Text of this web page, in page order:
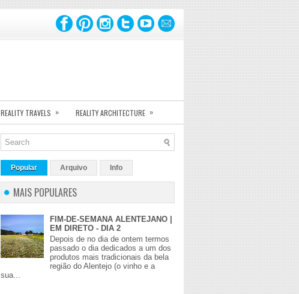
REALITY TRAVELS » REALITY ARCHITECTURE »
Popular Arquivo Info
MAIS POPULARES
FIM-DE-SEMANA ALENTEJANO |
EM DIRETO - DIA 2
Depois de no dia de ontem termos
passado o dia dedicados a um dos
produtos mais tradicionais da bela
região do Alentejo (o vinho e a
sua...